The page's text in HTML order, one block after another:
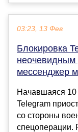
03:23, 13 Фев
Блокировка
мессенджер
Начавшаяся 10
Telegram
со стороны
спецоперации.